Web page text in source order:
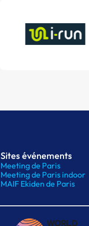
Sites événements
Meeting de Paris
Meeting de Paris indoor
MAIF Ekiden de Paris